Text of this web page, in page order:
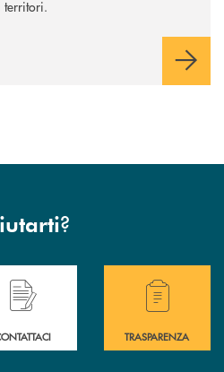
territori.
?
filiali .
bisogno di assistenza immediata?
Hai bisogno di
TRASPARENZA